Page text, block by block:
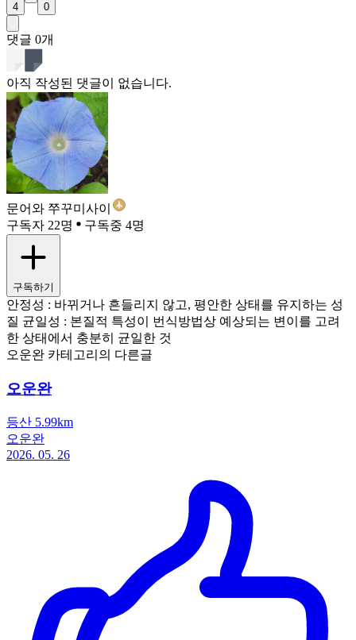
4 0
댓글 0개
아직 작성된 댓글이 없습니다.
문어와 쭈꾸미사이
구독자 22명
구독중 4명
구독하기
안정성 : 바뀌거나 흔들리지 않고, 평안한 상태를 유지하는 성
질 균일성 : 본질적 특성이 번식방법상 예상되는 변이를 고려
한 상태에서 충분히 균일한 것
오운완 카테고리의 다른글
오운완
등산 5.99km
오운완
2026. 05. 26